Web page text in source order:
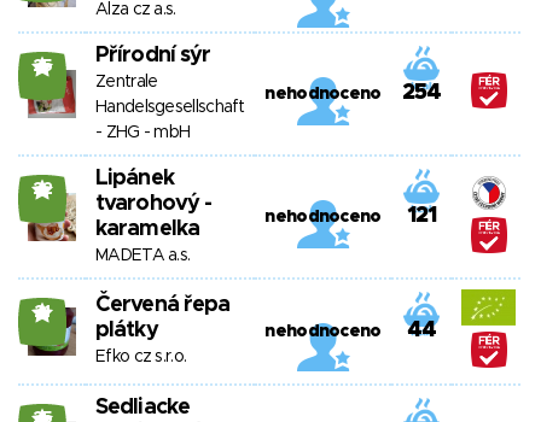
Alza cz a.s.
25 Přírodní sýr
Zentrale
Handelsgesellschaft
- ZHG - mbH
nehodnoceno 254
22
Lipánek
tvarohový -
karamelka
MADETA a.s.
nehodnoceno 121
21
Červená řepa
plátky
Efko cz s.r.o.
nehodnoceno 44
25
Sedliacke